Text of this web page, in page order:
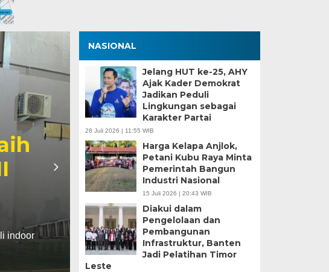
2007
Kota Tangerang
Gelar Juara Umum
Peparpeda 2026
Kamis, 11 Jun 2026 - 22:09 WIB
BagusNews.Co – Kontingen Kota Tangerang
Pekan Olahraga Pelajar Daerah…
NASIONAL
Jelang HUT ke-25, AHY
Ajak Kader Demokrat
Jadikan Peduli
Lingkungan sebagai
Karakter Partai
28 Juli 2026 | 11:55 WIB
Harga Kelapa Anjlok,
Petani Kubu Raya Minta
Pemerintah Bangun
Industri Nasional
15 Juli 2026 | 20:43 WIB
Diakui dalam
Pengelolaan dan
Pembangunan
Infrastruktur, Banten
Jadi Pelatihan Timor
Leste